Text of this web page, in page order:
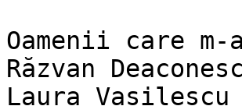
Oamenii care
Răzvan
Laura Vasilescu